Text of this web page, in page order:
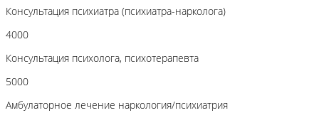
Консультация психиатра (психиатра-нарколога)
4000
Консультация психолога, психотерапевта
5000
Амбулаторное лечение наркология/психиатрия